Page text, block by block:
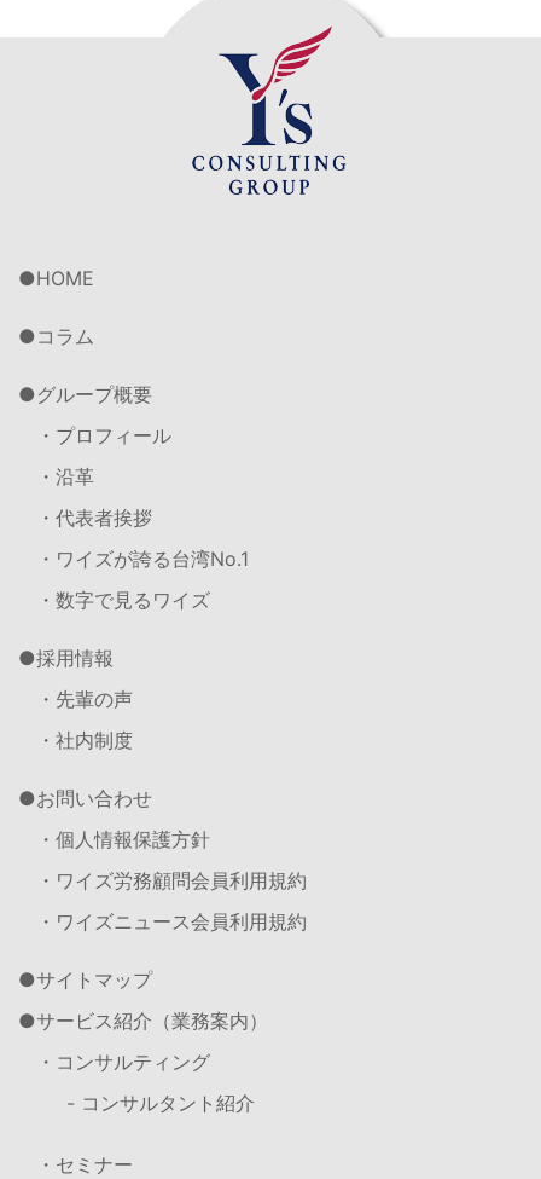
HOME
コラム
グループ概要
・プロフィール
・沿革
・代表者挨拶
・ワイズが誇る台湾No.1
・数字で見るワイズ
採用情報
・先輩の声
・社内制度
お問い合わせ
・個人情報保護方針
・ワイズ労務顧問会員利用規約
・ワイズニュース会員利用規約
サイトマップ
サービス紹介（業務案内）
・コンサルティング
- コンサルタント紹介
・セミナー